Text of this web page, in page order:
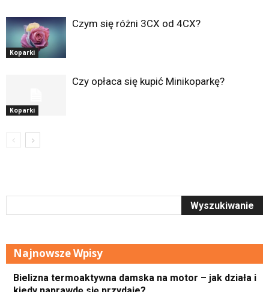
Koparki
Czym się różni 3CX od 4CX?
Koparki
Czy opłaca się kupić Minikoparkę?
Najnowsze Wpisy
Bielizna termoaktywna damska na motor – jak działa i